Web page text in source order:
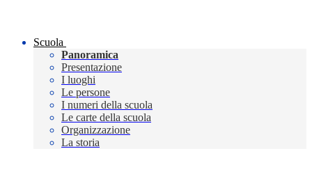
Scuola
Panoramica
Presentazione
I luoghi
Le persone
I numeri della scuola
Le carte della scuola
Organizzazione
La storia